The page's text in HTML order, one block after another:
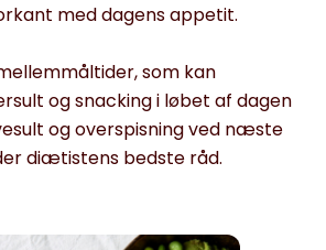
med dagens appetit.
som kan
og snacking i løbet af dagen
og overspisning ved næste
diætistens bedste råd.